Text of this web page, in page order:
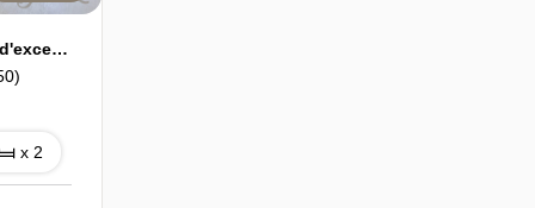
MONTIGNY-LÈS-METZ - T3 d'exception de 57.63 m² avec grande terrasse - État neuf
x 2